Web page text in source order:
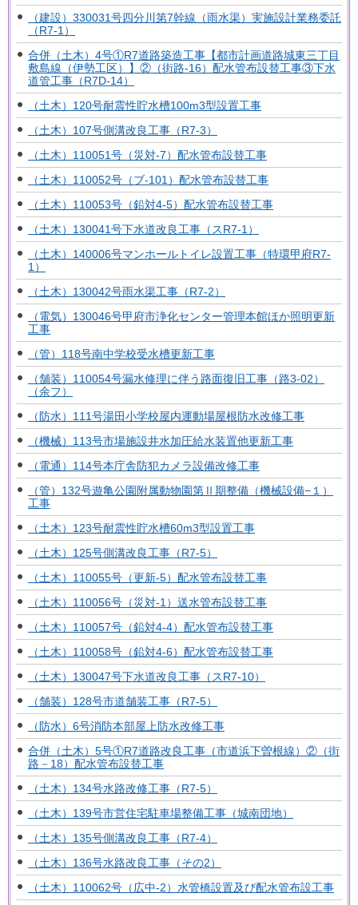
（建設）330031号四分川第7幹線（雨水渠）実施設計業務委託
（R7-1）
合併（土木）4号①R7道路築造工事【都市計画道路城東三丁目
敷島線（伊勢工区）】②（街路-16）配水管布設替工事③下水
道管工事（R7D-14）
（土木）120号耐震性貯水槽100m3型設置工事
（土木）107号側溝改良工事（R7-3）
（土木）110051号（災対-7）配水管布設替工事
（土木）110052号（ブ-101）配水管布設替工事
（土木）110053号（鉛対4-5）配水管布設替工事
（土木）130041号下水道改良工事（スR7-1）
（土木）140006号マンホールトイレ設置工事（特環甲府R7-
1）
（土木）130042号雨水渠工事（R7-2）
（電気）130046号甲府市浄化センター管理本館ほか照明更新
工事
（管）118号南中学校受水槽更新工事
（舗装）110054号漏水修理に伴う路面復旧工事（路3-02）
（余フ）
（防水）111号湯田小学校屋内運動場屋根防水改修工事
（機械）113号市場施設井水加圧給水装置他更新工事
（電通）114号本庁舎防犯カメラ設備改修工事
（管）132号遊亀公園附属動物園第Ⅱ期整備（機械設備−１）
工事
（土木）123号耐震性貯水槽60m3型設置工事
（土木）125号側溝改良工事（R7-5）
（土木）110055号（更新-5）配水管布設替工事
（土木）110056号（災対-1）送水管布設替工事
（土木）110057号（鉛対4-4）配水管布設替工事
（土木）110058号（鉛対4-6）配水管布設替工事
（土木）130047号下水道改良工事（スR7-10）
（舗装）128号市道舗装工事（R7-5）
（防水）6号消防本部屋上防水改修工事
合併（土木）5号①R7道路改良工事（市道浜下曽根線）②（街
路－18）配水管布設替工事
（土木）134号水路改修工事（R7-5）
（土木）139号市営住宅駐車場整備工事（城南団地）
（土木）135号側溝改良工事（R7-4）
（土木）136号水路改良工事（その2）
（土木）110062号（広中-2）水管橋設置及び配水管布設工事